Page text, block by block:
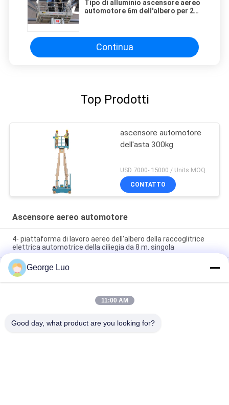
Tipo di alluminio ascensore aereo
automotore 6m dell'albero per 2
Continua
Top Prodotti
ascensore automotore
dell'asta 300kg
USD 7000- 15000 / Units MOQ:1 UNITÀ
CONTATTO
Ascensore aereo automotore
4- piattaforma di lavoro aereo dell'albero della raccoglitrice
elettrica automotrice della ciliegia da 8 m. singola
Ascensore mobile dell'asta della piattaforma di lavoro aereo
del grande ascensore aereo automotore di capacità
Ascensore verticale dell'asta della piattaforma di lavoro aereo
dell'albero della raccoglitrice elettrica della ciliegia di rotazione
George Luo
11:00 AM
Good day, what product are you looking for?